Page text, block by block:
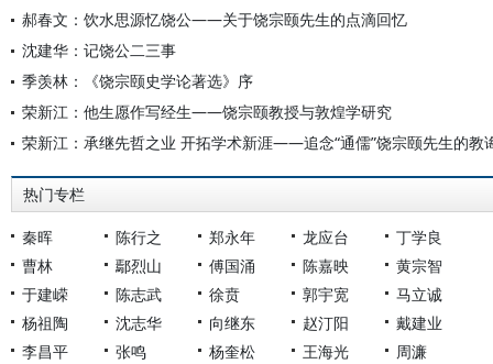
郝春文：饮水思源忆饶公——关于饶宗颐先生的点滴回忆
沈建华：记饶公二三事
季羡林：《饶宗颐史学论著选》序
荣新江：他生愿作写经生——饶宗颐教授与敦煌学研究
荣新江：承继先哲之业 开拓学术新涯——追念“通儒”饶宗颐先生的教
热门专栏
秦晖 陈行之 郑永年 龙应台
丁学良
曹林
鄢烈山 傅国涌 陈嘉映
黄宗智
于建嵘
陈志武 徐贲 郭宇宽
马立诚
杨祖陶
沈志华 向继东 赵汀阳
戴建业
李昌平
张鸣 杨奎松 王海光 周濂